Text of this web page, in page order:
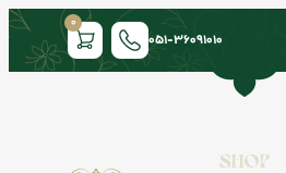
051-36091010
0
SHOP